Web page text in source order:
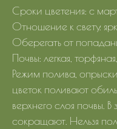
Сроки цветения: с
Отношение к свету:
Оберегать от
Почвы: легкая,
Режим полива,
цветок поливают
верхнего слоя почвы.
сокращают. Нельзя